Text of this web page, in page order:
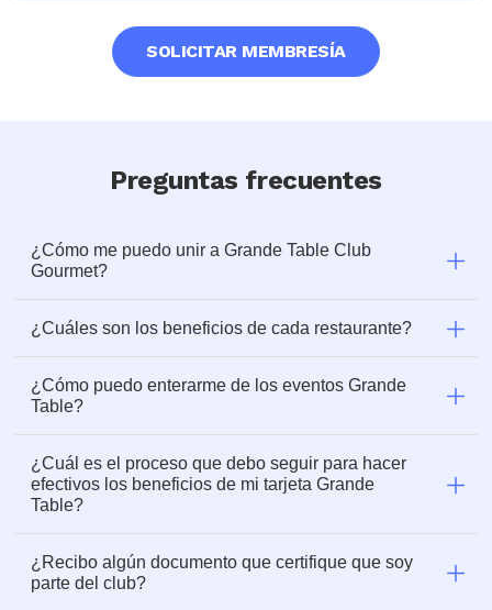
SOLICITAR MEMBRESÍA
Preguntas frecuentes
¿Cómo me puedo unir a Grande Table Club
Gourmet?
¿Cuáles son los beneficios de cada restaurante?
¿Cómo puedo enterarme de los eventos Grande
Table?
¿Cuál es el proceso que debo seguir para hacer
efectivos los beneficios de mi tarjeta Grande
Table?
¿Recibo algún documento que certifique que soy
parte del club?